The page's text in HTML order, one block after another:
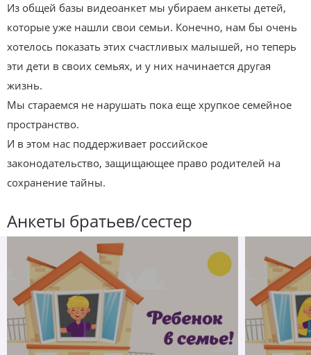
Из общей базы видеоанкет мы убираем анкеты детей,
которые уже нашли свои семьи. Конечно, нам бы очень
хотелось показать этих счастливых малышей, но теперь
эти дети в своих семьях, и у них начинается другая
жизнь.
Мы стараемся не нарушать пока еще хрупкое семейное
пространство.
И в этом нас поддерживает российское
законодательство, защищающее право родителей на
сохранение тайны.
Анкеты братьев/сестер